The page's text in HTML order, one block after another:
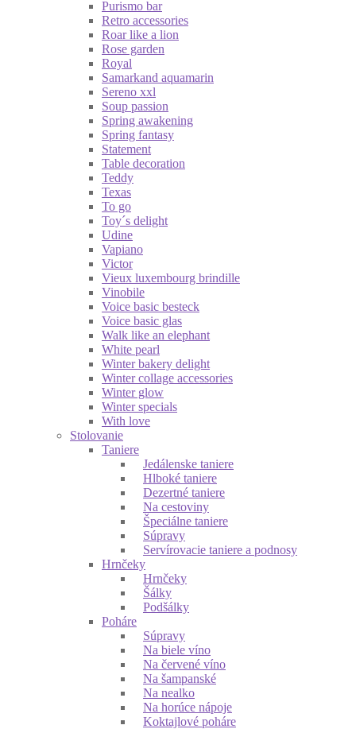
Purismo bar
Retro accessories
Roar like a lion
Rose garden
Royal
Samarkand aquamarin
Sereno xxl
Soup passion
Spring awakening
Spring fantasy
Statement
Table decoration
Teddy
Texas
To go
Toy´s delight
Udine
Vapiano
Victor
Vieux luxembourg brindille
Vinobile
Voice basic besteck
Voice basic glas
Walk like an elephant
White pearl
Winter bakery delight
Winter collage accessories
Winter glow
Winter specials
With love
Stolovanie
Taniere
Jedálenske taniere
Hlboké taniere
Dezertné taniere
Na cestoviny
Špeciálne taniere
Súpravy
Servírovacie taniere a podnosy
Hrnčeky
Hrnčeky
Šálky
Podšálky
Poháre
Súpravy
Na biele víno
Na červené víno
Na šampanské
Na nealko
Na horúce nápoje
Koktajlové poháre